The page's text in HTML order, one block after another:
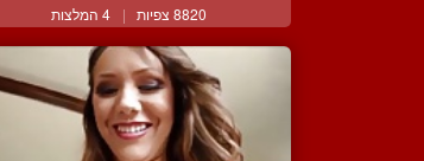
8820 צפיות | 4 המלצות